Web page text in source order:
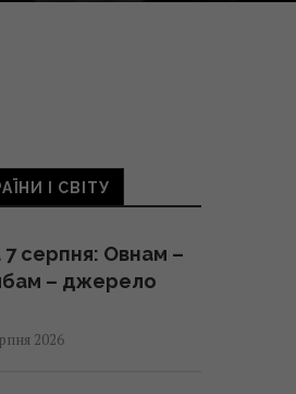
І СВІТУ
серпня: Овнам –
– джерело
2026